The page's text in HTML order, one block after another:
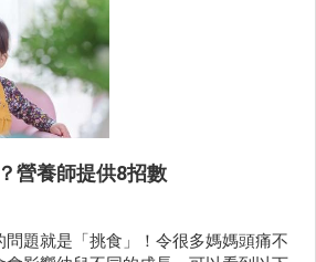
營養師提供8招數
問題就是「挑食」！令很多媽媽頭痛不